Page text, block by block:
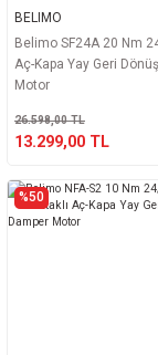
BELIMO
Belimo SF24A 20 Nm
Aç-Kapa Yay Geri
Motor
26.598,00 TL
13.299,00 TL
%50